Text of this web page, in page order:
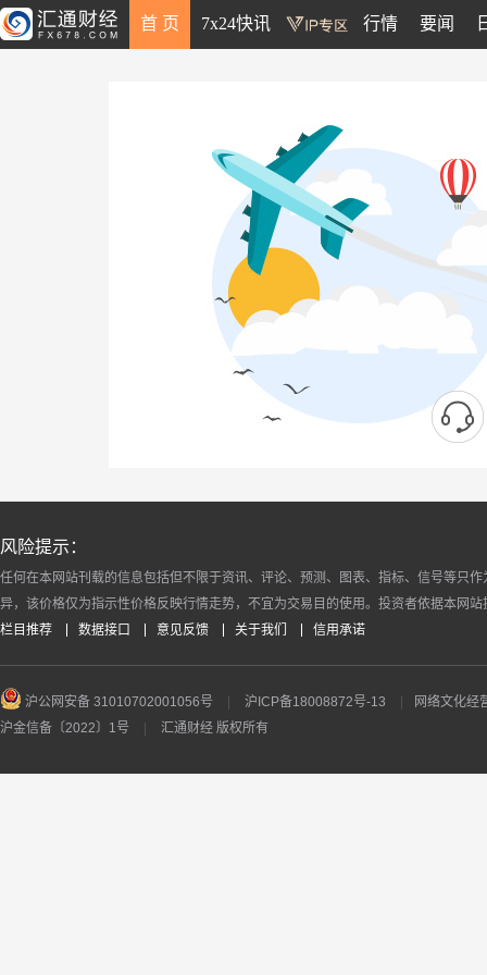
首 页 7x24快讯 行情 要闻
风险提示：
任何在本网站刊载的信息包括但不限于资讯、评论、预测、图表、指标、信号等只
异，该价格仅为指示性价格反映行情走势，不宜为交易目的使用。投资者依据本网
栏目推荐
数据接口 意见反馈 关于我们 信用承诺
沪公网安备 31010702001056号 沪ICP备18008872号-13
网络文化经
沪金信备〔2022〕1号
汇通财经 版权所有